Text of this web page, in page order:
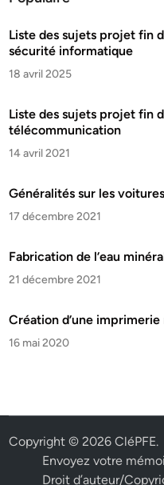
Liste des sujets projet fin
sécurité informatique
18 avril 2025
Liste des sujets projet fin
télécommunication
14 avril 2021
Généralités sur les
17 décembre 2021
Fabrication de l’eau
21 décembre 2021
Création d’une
16 mai 2020
Copyright © 2026CléPFE.
Envoyez votre
Droit d’auteur/